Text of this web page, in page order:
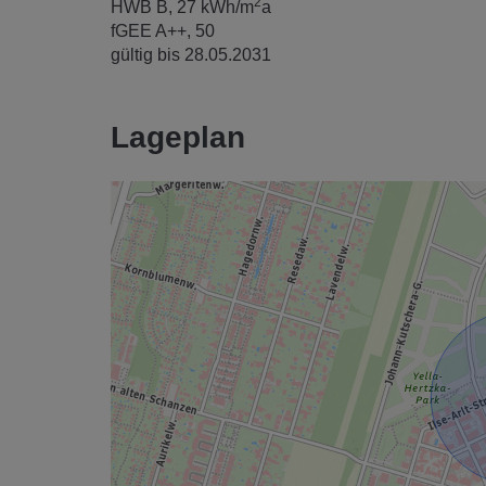
HWB B, 27 kWh/m a
fGEE A++, 50
gültig bis 28.05.2031
Lageplan